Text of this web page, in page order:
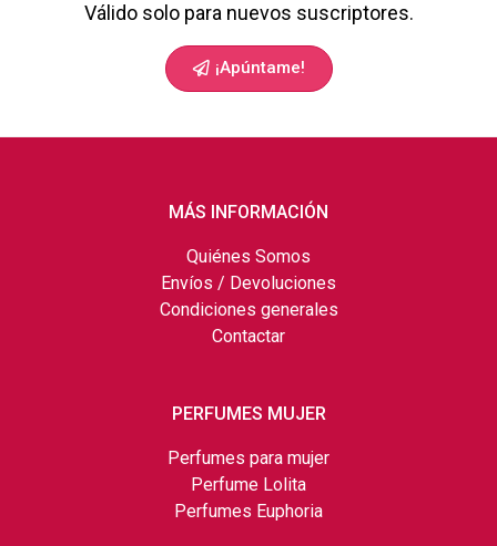
Válido solo para nuevos suscriptores.
¡Apúntame!
MÁS INFORMACIÓN
Quiénes Somos
Envíos / Devoluciones
Condiciones generales
Contactar
PERFUMES MUJER
Perfumes para mujer
Perfume Lolita
Perfumes Euphoria